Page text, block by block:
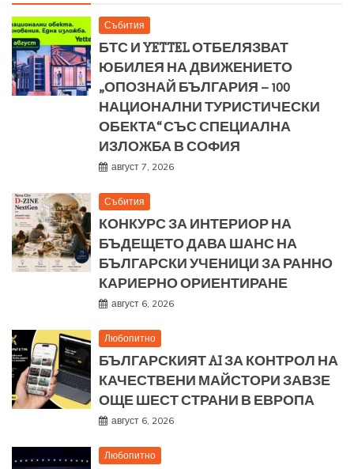
Събития
БТС И YETTEL ОТБЕЛЯЗВАТ
ЮБИЛЕЯ НА ДВИЖЕНИЕТО
„ОПОЗНАЙ БЪЛГАРИЯ – 100
НАЦИОНАЛНИ ТУРИСТИЧЕСКИ
ОБЕКТА“ СЪС СПЕЦИАЛНА
ИЗЛОЖБА В СОФИЯ
август 7, 2026
Събития
КОНКУРС ЗА ИНТЕРИОР НА
БЪДЕЩЕТО ДАВА ШАНС НА
БЪЛГАРСКИ УЧЕНИЦИ ЗА РАННО
КАРИЕРНО ОРИЕНТИРАНЕ
август 6, 2026
Любопитно
БЪЛГАРСКИЯТ AI ЗА КОНТРОЛ НА
КАЧЕСТВЕНИ МАЙСТОРИ ЗАВЗЕ
ОЩЕ ШЕСТ СТРАНИ В ЕВРОПА
август 6, 2026
Любопитно